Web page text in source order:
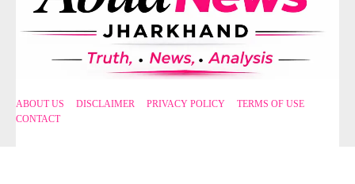
ABOUT US DISCLAIMER PRIVACY POLICY
TERMS OF USE
CONTACT